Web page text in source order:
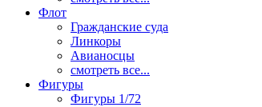
Флот
Гражданские суда
Линкоры
Авианосцы
смотреть все...
Фигуры
Фигуры 1/72